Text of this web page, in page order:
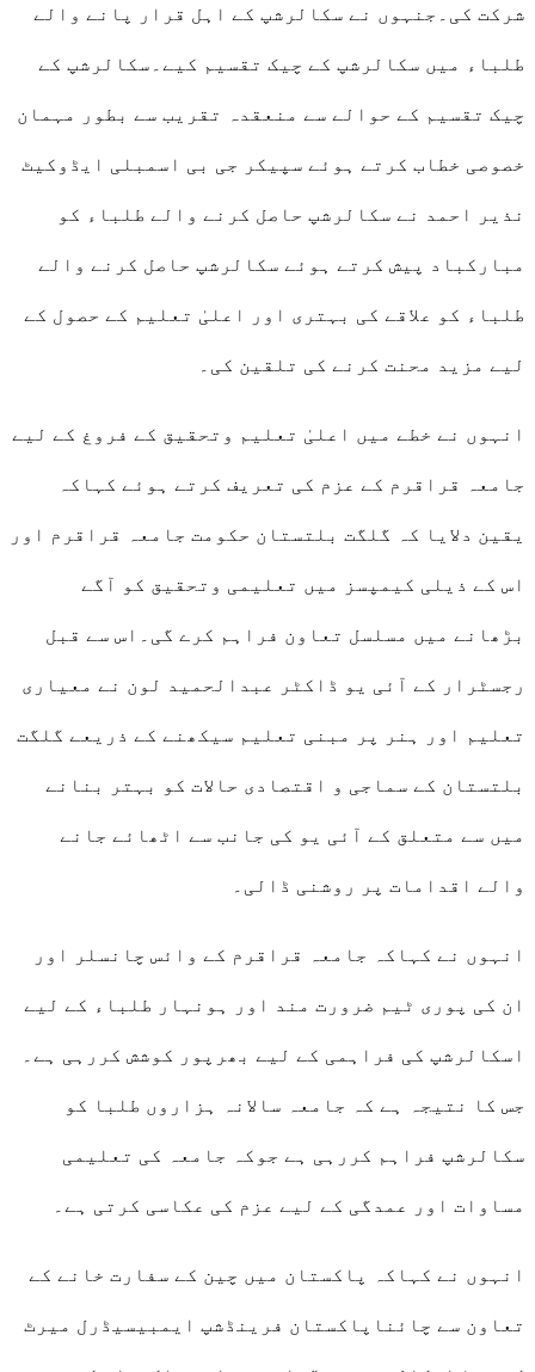
شرکت کی۔جنہوں نے سکالرشپ کے اہل قرار پانے والے
طلباء میں سکالرشپ کے چیک تقسیم کیے۔سکالرشپ کے
چیک تقسیم کے حوالے سے منعقدہ تقریب سے بطور مہمان
خصوصی خطاب کرتے ہوئے سپیکر جی بی اسمبلی ایڈوکیٹ
نذیر احمد نے سکالرشپ حاصل کرنے والے طلباء کو
مبارکباد پیش کرتے ہوئے سکالرشپ حاصل کرنے والے
طلباء کو علاقے کی بہتری اور اعلیٰ تعلیم کے حصول کے
لیے مزید محنت کرنے کی تلقین کی۔
انہوں نے خطے میں اعلیٰ تعلیم وتحقیق کے فروغ کے لیے
جامعہ قراقرم کے عزم کی تعریف کرتے ہوئے کہاکہ
یقین دلایا کہ گلگت بلتستان حکومت جامعہ قراقرم اور
اس کے ذیلی کیمپسز میں تعلیمی وتحقیق کو آگے
بڑھانے میں مسلسل تعاون فراہم کرے گی۔اس سے قبل
رجسٹرار کے آئی یو ڈاکٹر عبدالحمید لون نے معیاری
تعلیم اور ہنر پر مبنی تعلیم سیکھنے کے ذریعے گلگت
بلتستان کے سماجی و اقتصادی حالات کو بہتر بنانے
میں سے متعلق کے آئی یو کی جانب سے اٹھائے جانے
والے اقدامات پر روشنی ڈالی۔
انہوں نے کہاکہ جامعہ قراقرم کے وائس چانسلر اور
ان کی پوری ٹیم ضرورت مند اور ہونہار طلباء کے لیے
اسکالرشپ کی فراہمی کے لیے بھرپور کوشش کررہی ہے۔
جس کا نتیجہ ہے کہ جامعہ سالانہ ہزاروں طلبا کو
سکالرشپ فراہم کررہی ہے جوکہ جامعہ کی تعلیمی
مساوات اور عمدگی کے لیے عزم کی عکاسی کرتی ہے۔
انہوں نے کہاکہ پاکستان میں چین کے سفارت خانے کے
تعاون سے چائناپاکستان فرینڈشپ ایمبیسیڈرل میرٹ